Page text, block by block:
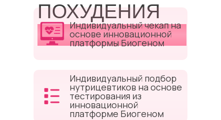
ПОХУДЕНИЯ
ВЫ ПОЛУЧИТЕ:
Индивидуальный чекап на
основе инновационной
платформы Биогеном
Индивидуальный подбор
нутрицевтиков на основе
тестирования из
инновационной
платформе Биогеном